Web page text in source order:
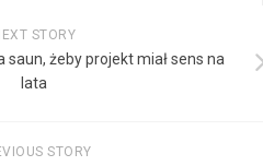
STORY
żeby projekt miał sens na
lata
STORY